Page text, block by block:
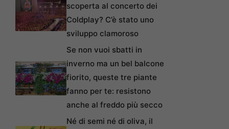
scoperta al concerto dei
Coldplay? C’è stato uno
sviluppo clamoroso
Se non vuoi sbatti in
inverno ma un bel balcone
fiorito, queste tre piante
fanno per te: resistono
anche al freddo più secco
Né di semi né di oliva, il